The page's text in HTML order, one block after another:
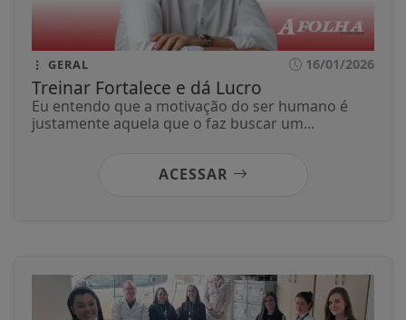
GERAL 16/01/2026
Treinar Fortalece e dá Lucro
Eu entendo que a motivação do ser humano é
justamente aquela que o faz buscar um...
ACESSAR